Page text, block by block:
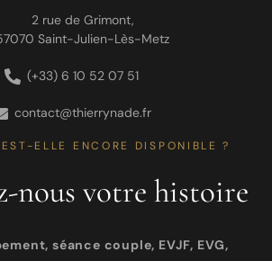
2 rue de Grimont,
Saint-Julien-Lès-Metz
(+33) 6 10 52 07 51
contact@thierrynade.fr
ELLE ENCORE DISPONIBLE ?
nous votre histoire
séance couple, EVJF, EVG,